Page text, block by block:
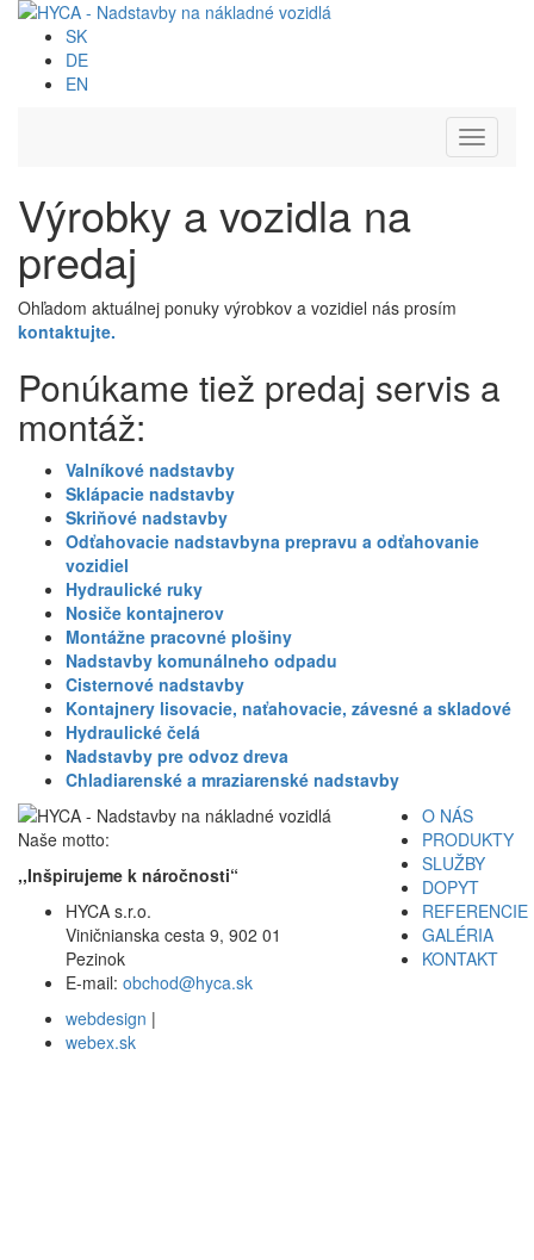
SK
DE
EN
Toggle
Výrobky a vozidla na
predaj
Ohľadom aktuálnej ponuky výrobkov a vozidiel nás prosím
kontaktujte.
Ponúkame tiež predaj servis a
montáž:
Valníkové nadstavby
Sklápacie nadstavby
Skriňové nadstavby
Odťahovacie nadstavbyna prepravu a odťahovanie
vozidiel
Hydraulické ruky
Nosiče kontajnerov
Montážne pracovné plošiny
Nadstavby komunálneho odpadu
Cisternové nadstavby
Kontajnery lisovacie, naťahovacie, závesné a skladové
Hydraulické čelá
Nadstavby pre odvoz dreva
Chladiarenské a mraziarenské nadstavby
O NÁS
PRODUKTY
SLUŽBY
DOPYT
REFERENCIE
GALÉRIA
KONTAKT
Naše motto:
,,Inšpirujeme k náročnosti“
HYCA s.r.o.
Viničnianska cesta 9, 902 01
Pezinok
E-mail: obchod@hyca.sk
webdesign |
webex.sk